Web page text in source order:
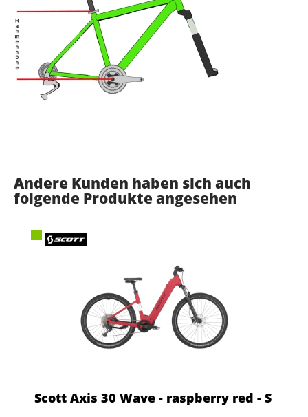
Andere Kunden haben sich auch
folgende Produkte angesehen
Scott Axis 30 Wave - raspberry red - S